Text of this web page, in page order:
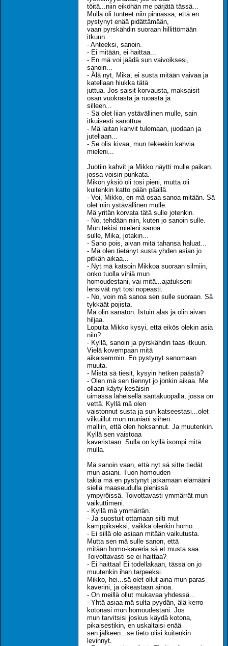
töitä...niin eiköhän me pärjätä tässä...
Mulla oli tunteet niin pinnassa, että en
pystynyt enää pidättämään,
vaan pyrskähdin suoraan hillittömään
itkuun.
- Anteeksi, sanoin.
- Ei mitään, ei haittaa...
- En mä voi jäädä sun vaivoiksesi,
sanoin...
- Älä nyt, Mika, ei susta mitään vaivaa ja
katellaan hiukka tätä
juttua. Jos saisit korvausta, maksaisit
osan vuokrasta ja ruoasta ja
silleen...
- Sä olet liian ystävällinen mulle, sain
itkuisesti sanottua...
- Mä laitan kahvit tulemaan, juodaan ja
jutellaan...
- Se olis kivaa, mun tekeekin kahvia
mieleni...
Juotiin kahvit ja Mikko näytti mulle paikan.
jossa voisin punkata.
Mikon yksiö oli tosi pieni, mutta oli
kuitenkin katto pään päällä.
- Voi, Mikko, en mä osaa sanoa mitään. Sä
olet niin ystävällinen mulle.
Mä yritän korvata tätä sulle jotenkin.
- No, tehdään niin, kuten jo sanoin sulle.
Mun tekisi mieleni sanoa
sulle, Mika, jotakin...
- Sano pois, aivan mitä tahansa haluat...
- Mä olen tietänyt susta yhden asian jo
pitkän aikaa...
- Nyt mä katsoin Mikkoa suoraan silmiin,
onko tuolla vihiä mun
homoudestani, vai mitä...ajatukseni
lensivät nyt tosi nopeasti.
- No, voin mä sanoa sen sulle suoraan. Sä
tykkäät pojista.
Mä olin sanaton. Istuin alas ja olin aivan
hiljaa.
Lopulta Mikko kysyi, että eikös olekin asia
niin?
- Kyllä, sanoin ja pyrskähdin taas itkuun.
Vielä kovempaan mitä
aikaisemmin. En pystynyt sanomaan
muuta.
- Mistä sä tiesit, kysyin hetken päästä?
- Olen mä sen tiennyt jo jonkin aikaa. Me
ollaan käyty kesäisin
uimassa läheisellä santakuopalla, jossa on
vettä. Kyllä mä olen
vaistonnut susta ja sun katseestasi...olet
vilkuillut mun muniani siihen
malliin, että olen hoksannut. Ja muutenkin.
Kyllä sen vaistoaa
kaveristaan. Sulla on kyllä isompi mitä
mulla.
Mä sanoin vaan, että nyt sä sitte tiedät
mun asiani. Tuon homouden
takia mä en pystynyt jatkamaan elämääni
siellä maaseudulla pienissä
ympyröissä. Toivottavasti ymmärrät mun
vaikuttimeni.
- Kyllä mä ymmärrän.
- Ja suostuit ottamaan silti mut
kämppikseksi, vaikka olenkin homo....
- Ei sillä ole asiaan mitään vaikutusta.
Mutta sen mä sulle sanon, että
mitään homo-kaveria sä et musta saa.
Toivottavasti se ei haittaa?
- Ei haittaa! Ei todellakaan, tässä on jo
muutenkin ihan tarpeeksi.
Mikko, hei...sä olet ollut aina mun paras
kaverini, ja oikeastaan ainoa.
- On meillä ollut mukavaa yhdessä...
- Yhtä asiaa mä sulta pyydän, älä kerro
kotonasi mun homoudestani. Jos
mun tarvitsisi joskus käydä kotona,
pikaisestikin, en uskaltaisi enää
sen jälkeen...se tieto olisi kuitenkin
levinnyt.